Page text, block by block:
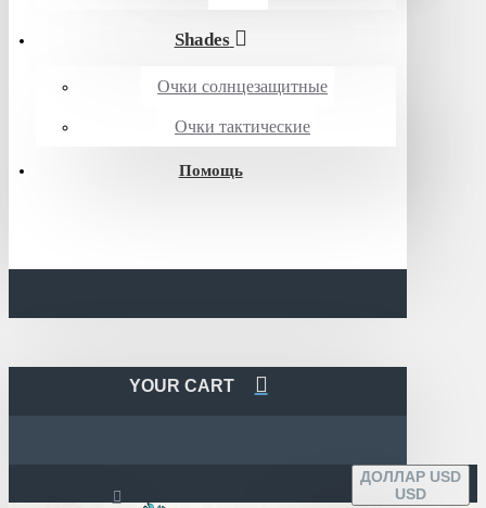
Shades
Очки солнцезащитные
Очки тактические
Помощь
YOUR CART
ДОЛЛАР USD
USD